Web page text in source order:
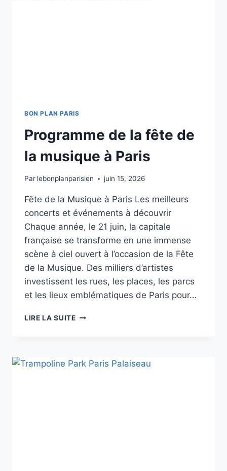
BON PLAN PARIS
Programme de la fête de
la musique à Paris
Par lebonplanparisien juin 15, 2026
Fête de la Musique à Paris Les meilleurs
concerts et événements à découvrir
Chaque année, le 21 juin, la capitale
française se transforme en une immense
scène à ciel ouvert à l’occasion de la Fête
de la Musique. Des milliers d’artistes
investissent les rues, les places, les parcs
et les lieux emblématiques de Paris pour…
LIRE LA SUITEPROGRAMME
LA